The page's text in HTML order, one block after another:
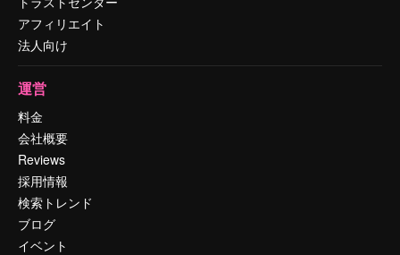
アフィリエイト
法人向け
運営
料金
会社概要
Reviews
採用情報
検索トレンド
ブログ
イベント